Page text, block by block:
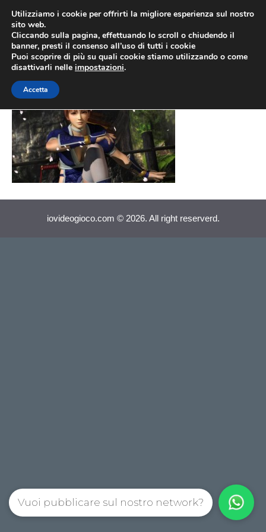
contenuto
Dead or Alive 5 (003)
iovideogioco.com © 2026. All right reserverd.
Utilizziamo i cookie per offrirti la migliore esperienza sul nostro
sito web.
Cliccando sulla pagina, effettuando lo scroll o chiudendo il
banner, presti il consenso all’uso di tutti i cookie
Puoi scoprire di più su quali cookie stiamo utilizzando o come
disattivarli nelle impostazioni.
Accetta
Vuoi pubblicare sul nostro network?